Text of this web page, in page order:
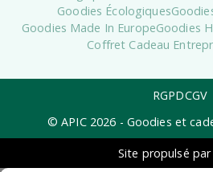
Goodies Écologiques
Goodies Made In EuropeGoodies
Coffret Cadeau
RGPDCGV
© APIC 2026 - Goodies et
Site propulsé par